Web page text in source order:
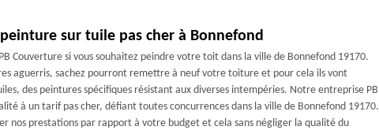
sur tuile pas cher à Bonnefond
Couverture si vous souhaitez peindre votre toit dans la ville de Bonnefond 19170.
aguerris, sachez pourront remettre à neuf votre toiture et pour cela ils vont
des peintures spécifiques résistant aux diverses intempéries. Notre entreprise PB
à un tarif pas cher, défiant toutes concurrences dans la ville de Bonnefond 19170.
nos prestations par rapport à votre budget et cela sans négliger la qualité du